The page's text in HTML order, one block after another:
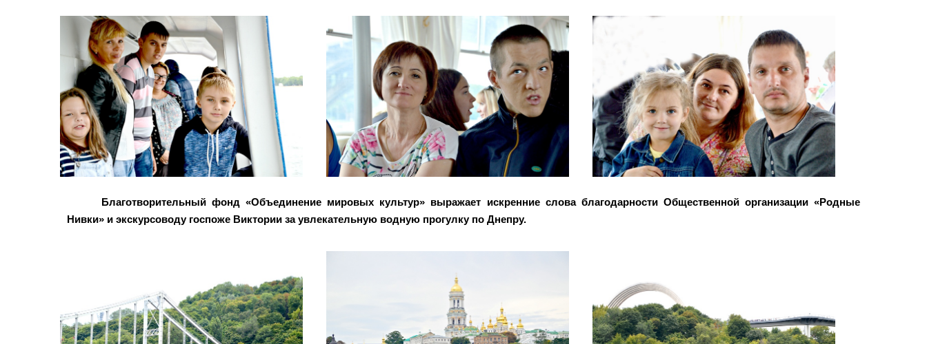
Благотворительный фонд «Объединение мировых культур» выражает искренние слова благодарности Общественной организации «Родные
Нивки» и экскурсоводу госпоже Виктории за увлекательную водную прогулку по Днепру.